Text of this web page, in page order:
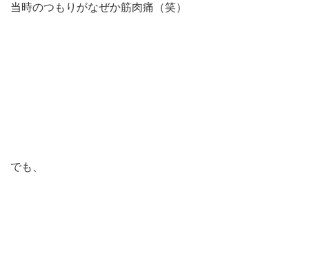
当時のつもりがなぜか筋肉痛（笑）
でも、